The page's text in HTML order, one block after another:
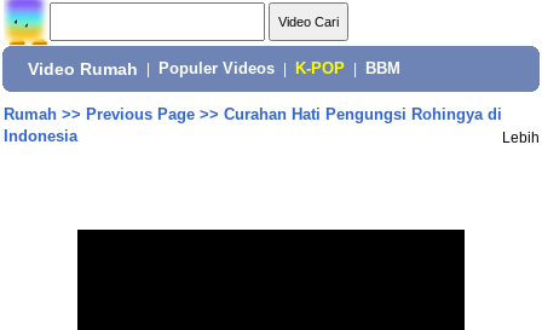
Video Rumah Populer Videos K-POP BBM
Rumah>> Previous Page>> Curahan Hati Pengungsi Rohingya di
Indonesia
Lebih